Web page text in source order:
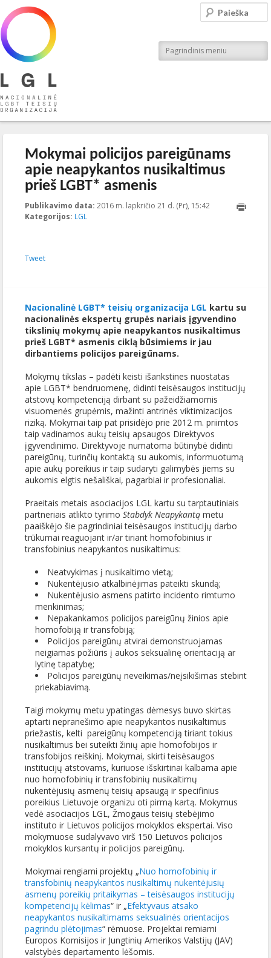
Nacionalinė LGBT teisių organizacija
Pagrindinis meniu
Paieška
Mokymai policijos pareigūnams
apie neapykantos nusikaltimus
prieš LGBT* asmenis
Publikavimo data: 2016 m. lapkričio 21 d. (Pr), 15:42 2016-12-
Kategorijos: LGL
Tweet
Nacionalinė LGBT* teisių organizacija LGL kartu su
nacionalinės ekspertų grupės nariais įgyvendino
tikslinių mokymų apie neapykantos nusikaltimus
prieš LGBT* asmenis ciklą būsimiems ir jau
dirbantiems policijos pareigūnams.
Mokymų tikslas – padėti keisti išankstines nuostatas
apie LGBT* bendruomenę, didinti teisėsaugos institucijų
atstovų kompetenciją dirbant su pažeidžiamomis
visuomenės grupėmis, mažinti antrinės viktimizacijos
riziką. Mokymai taip pat prisidėjo prie 2012 m. priimtos
taip vadinamos aukų teisių apsaugos Direktyvos
įgyvendinimo. Direktyvoje numatoma būtinybė didinti
pareigūnų, turinčių kontaktą su aukomis, informuotumą
apie aukų poreikius ir taip sudaryti galimybės jiems su
aukomis elgtis nešališkai, pagarbiai ir profesionaliai.
Praeitais metais asociacijos LGL kartu su tarptautiniais
partneriais atlikto tyrimo Stabdyk Neapykantą metu
paaiškėjo šie pagrindiniai teisėsaugos institucijų darbo
trūkumai reaguojant ir/ar tiriant homofobinius ir
transfobinius neapykantos nusikaltimus:
Neatvykimas į nusikaltimo vietą;
Nukentėjusio atkalbinėjimas pateikti skundą;
Nukentėjusio asmens patirto incidento rimtumo
menkinimas;
Nepakankamos policijos pareigūnų žinios apie
homofobiją ir transfobiją;
Policijos pareigūnų atvirai demonstruojamas
neigiamas požiūris į aukos seksualinę orientaciją ar
lytinę tapatybę;
Policijos pareigūnų neveikimas/neįsikišimas stebint
priekabiavimą.
Taigi mokymų metu ypatingas dėmesys buvo skirtas
aptarti nepranešimo apie neapykantos nusikaltimus
priežastis, kelti pareigūnų kompetenciją tiriant tokius
nusikaltimus bei suteikti žinių apie homofobijos ir
transfobijos reiškinį. Mokymai, skirti teisėsaugos
institucijų atstovams, kuriuose išskirtinai kalbama apie
nuo homofobinių ir transfobinių nusikaltimų
nukentėjusių asmenų teisių apsaugą ir specifinius
poreikius Lietuvoje organizu oti pirmą kartą. Mokymus
vedė asociacijos LGL, Žmogaus teisių stebėjimo
instituto ir Lietuvos policijos mokyklos ekspertai. Viso
mokymuose sudalyvavo virš 150 Lietuvos policijos
mokyklos kursantų ir policijos pareigūnų.
Mokymai rengiami projektų „Nuo homofobinių ir
transfobinių neapykantos nusikaltimų nukentėjusių
asmenų poreikių pritaikymas – teisėsaugos institucijų
kompetencijų kėlimas“ ir „Efektyvaus atsako
neapykantos nusikaltimams seksualinės orientacijos
pagrindu plėtojimas“ rėmuose. Projektai remiami
Europos Komisijos ir Jungtinių Amerikos Valstijų (JAV)
valstybės departamento lėšomis.